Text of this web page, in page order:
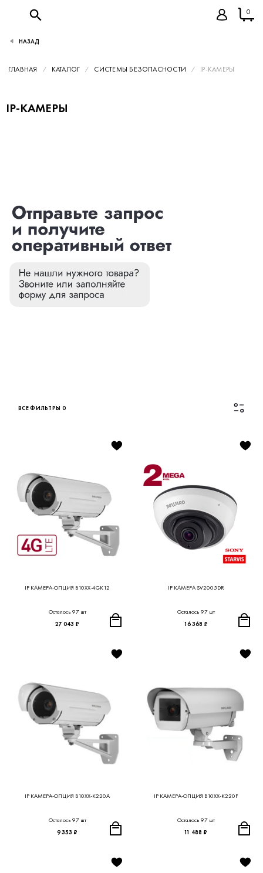
0
ГЛАВНАЯ КАТАЛОГ СИСТЕМЫ БЕЗОПАСНОСТИ IP-КАМЕРЫ
IP-КАМЕРЫ
ВСЕ ФИЛЬТРЫ 0
IP КАМЕРА-ОПЦИЯ B10XX-4GK12
Осталось 97 шт
27 043 ₽
IP КАМЕРА SV2005DR
Осталось 97 шт
16 368 ₽
IP КАМЕРА-ОПЦИЯ B10XX-K220A
Осталось 97 шт
9 353 ₽
IP КАМЕРА-ОПЦИЯ B10XX-K220F
Осталось 97 шт
11 488 ₽
НАЗАД